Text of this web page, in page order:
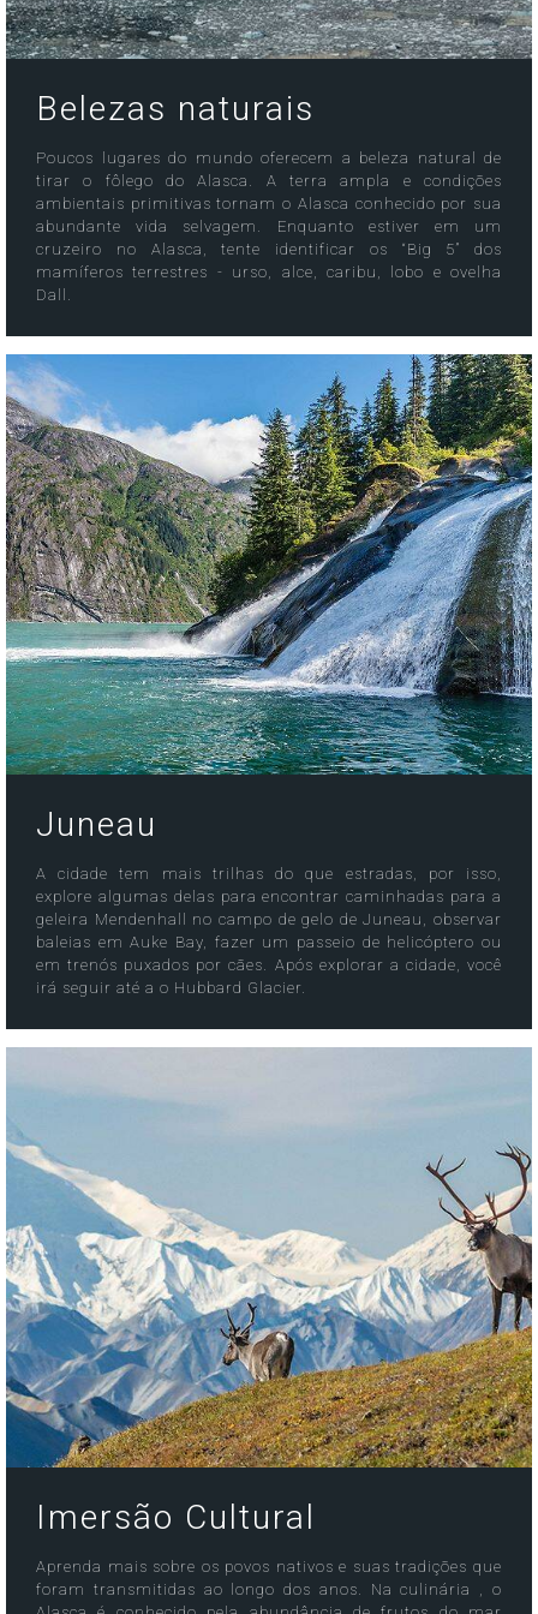
Belezas naturais
Poucos lugares do mundo oferecem a beleza natural de
tirar o fôlego do Alasca. A terra ampla e condições
ambientais primitivas tornam o Alasca conhecido por sua
abundante vida selvagem. Enquanto estiver em um
cruzeiro no Alasca, tente identificar os “Big 5” dos
mamíferos terrestres - urso, alce, caribu, lobo e ovelha
Dall.
Juneau
A cidade tem mais trilhas do que estradas, por isso,
explore algumas delas para encontrar caminhadas para a
geleira Mendenhall no campo de gelo de Juneau, observar
baleias em Auke Bay, fazer um passeio de helicóptero ou
em trenós puxados por cães. Após explorar a cidade, você
irá seguir até a o Hubbard Glacier.
Imersão Cultural
Aprenda mais sobre os povos nativos e suas tradições que
foram transmitidas ao longo dos anos. Na culinária , o